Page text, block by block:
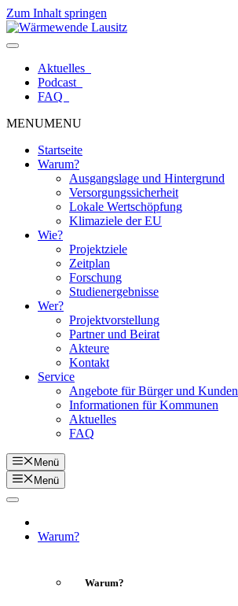
Zum Inhalt springen
Aktuelles
Podcast
FAQ
MENUMENU
Startseite
Warum?
Ausgangslage und Hintergrund
Versorgungssicherheit
Lokale Wertschöpfung
Klimaziele der EU
Wie?
Projektziele
Zeitplan
Forschung
Studienergebnisse
Wer?
Projektvorstellung
Partner und Beirat
Akteure
Kontakt
Service
Angebote für Bürger und Kunden
Informationen für Kommunen
Aktuelles
FAQ
Menü
Menü
Warum?
Warum?